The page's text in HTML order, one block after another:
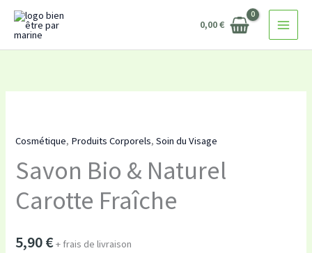
Aller
0,00€
Cosmétique, Produits Corporels,Soin du Visage
Savon Bio & Naturel
Carotte Fraîche
5,90€+ frais de livraison
Savon
Bio
&
Naturel
Fraîche
Bio
&